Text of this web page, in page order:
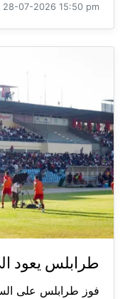
28-07-2026 15:50 pm
طرابلس يعود